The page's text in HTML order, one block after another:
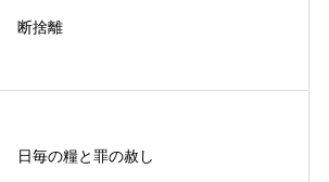
断捨離
日毎の糧と罪の赦し